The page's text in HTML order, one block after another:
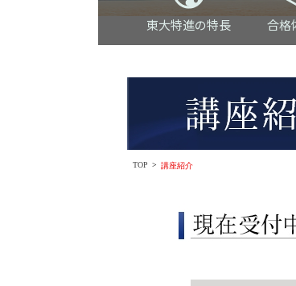
東大特進の特長 合格
TOP > 講座紹介